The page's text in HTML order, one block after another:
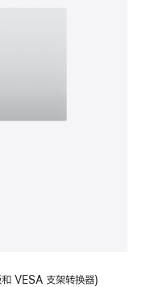
VESA 支架转换器)